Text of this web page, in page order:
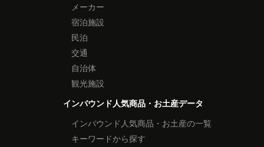
メーカー
宿泊施設
民泊
交通
自治体
観光施設
インバウンド人気商品・お土産データ
インバウンド人気商品・お土産の一覧
キーワードから探す